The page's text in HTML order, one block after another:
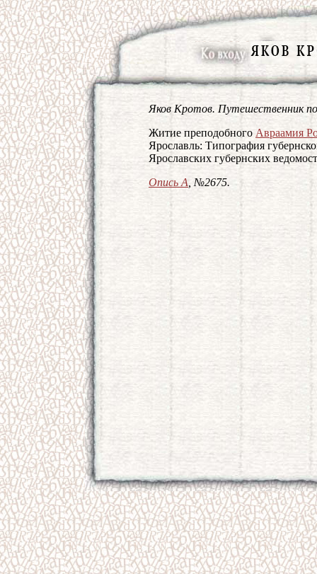
Яков Кротов. Путешественник
Житие преподобного Авраамия
Ярославль: Типография
Ярославских губернских
Опись А , №2675.